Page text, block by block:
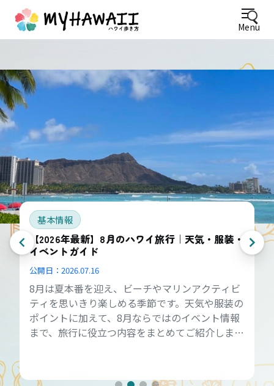
Menu
基本情報
【2026年最新】8月のハワイ旅行｜天気・服装・
イベントガイド
公開日： 2026.07.16
8月は夏本番を迎え、ビーチやマリンアクティビ
ティを思いきり楽しめる季節です。天気や服装の
ポイントに加えて、8月ならではのイベント情報
まで、旅行に役立つ内容をまとめてご紹介しま